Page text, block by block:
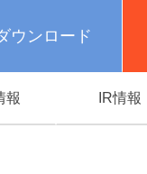
ウンロード
報 IR情報